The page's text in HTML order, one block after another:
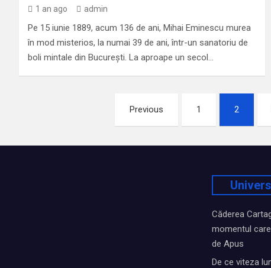
1 an ago admin
Pe 15 iunie 1889, acum 136 de ani, Mihai Eminescu murea
în mod misterios, la numai 39 de ani, într-un sanatoriu de
boli mintale din București. La aproape un secol…
Previous 1 2
Căderea
momentul
de Apus
De ce viteza